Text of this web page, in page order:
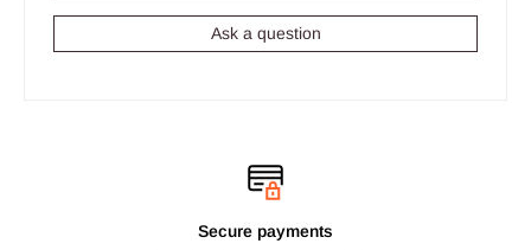
Ask a question
Secure payments